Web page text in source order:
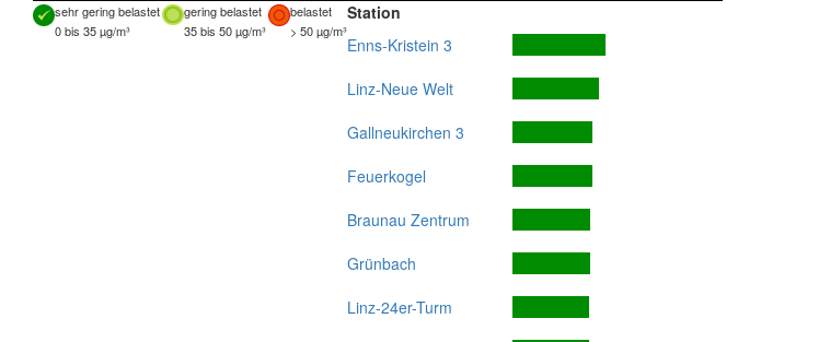
sehr gering belastet gering belastet
belastet
0 bis 35 µg/m³
35 bis 50 µg/m³ > 50 µg/m³
Station
Enns-Kristein 3
Linz-Neue Welt
Gallneukirchen 3
Feuerkogel
Braunau Zentrum
Grünbach
Linz-24er-Turm